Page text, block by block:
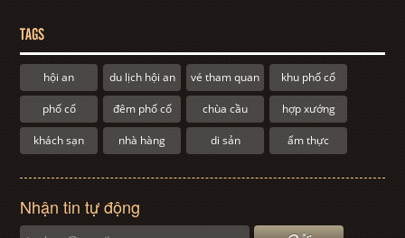
TAGS
hội an du lịch hội an vé tham quan khu phố cổ
phố cổ đêm phố cổ chùa cầu hợp xướng
khách sạn nhà hàng di sản ẩm thực
Nhận tin tự động